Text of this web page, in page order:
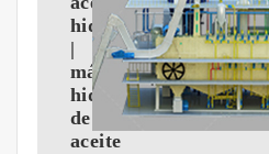
hidráulica
|
máquina
hidráulica
de
aceite